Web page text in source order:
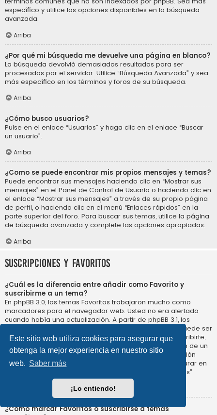
Este sitio web utiliza cookies para asegurar que
obtenga la mejor experiencia en nuestro sitio
web. Saber más
¡Lo entiendo!
específico y utilice las opciones disponibles en la búsqueda
avanzada.
Arriba
¿Por qué mi búsqueda me devuelve una página en blanco?
La búsqueda devolvió demasiados resultados para ser
procesados por el servidor. Utilice “Búsqueda Avanzada” y sea
más específico en los términos y foros de su búsqueda.
Arriba
¿Cómo busco usuarios?
Pulse en el enlace “Usuarios” y haga clic en el enlace “Buscar
un usuario”.
Arriba
¿Como se puede encontrar mis propios mensajes y temas?
Puede encontrar sus mensajes haciendo clic en “Mostrar sus
mensajes” en el Panel de Control de Usuario o haciendo clic en
el enlace “Mostrar sus mensajes” a través de su propio página
de perfil, o haciendo clic en el menú “Enlaces rápidos” en la
parte superior del foro. Para buscar sus temas, utilice la página
de búsqueda avanzada y complete las opciones apropiadas.
Arriba
Suscripciones y Favoritos
¿Cuál es la diferencia entre añadir como Favorito y
suscribirme a un tema?
En phpBB 3.0, los temas Favoritos trabajaron mucho como
marcadores para el navegador web. Usted no era alertado
cuando había una actualización. A partir de phpBB 3.1, los
Favoritos son más como suscribirse a un tema. Usted puede ser
notificado cuando un tema Favorito se actualiza. Al suscribirte,
sin embargo, se le avisará de que hay una actualización de un
tema, o foro en el propio foro. Las opciones de notificación
para los Favoritos y las suscripciones se pueden configurar en
el Panel de Control de Usuario, en “Preferencias de Foros”.
¿Cómo marcar Favoritos o suscribirse a temas